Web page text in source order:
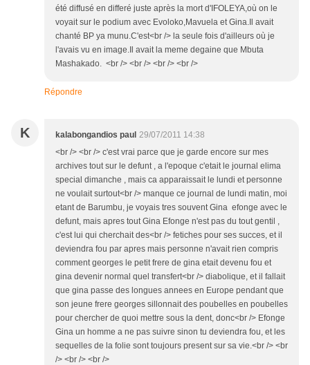
été diffusé en differé juste après la mort d'IFOLEYA,où on le
voyait sur le podium avec Evoloko,Mavuela et Gina.Il avait
chanté BP ya munu.C'est<br /> la seule fois d'ailleurs où je
l'avais vu en image.Il avait la meme degaine que Mbuta
Mashakado. <br /> <br /> <br /> <br />
Répondre
K kalabongandios paul 29/07/2011 14:38
<br /> <br /> c'est vrai parce que je garde encore sur mes
archives tout sur le defunt , a l'epoque c'etait le journal elima
special dimanche , mais ca apparaissait le lundi et personne
ne voulait surtout<br /> manque ce journal de lundi matin, moi
etant de Barumbu, je voyais tres souvent Gina efonge avec le
defunt, mais apres tout Gina Efonge n'est pas du tout gentil ,
c'est lui qui cherchait des<br /> fetiches pour ses succes, et il
deviendra fou par apres mais personne n'avait rien compris
comment georges le petit frere de gina etait devenu fou et
gina devenir normal quel transfert<br /> diabolique, et il fallait
que gina passe des longues annees en Europe pendant que
son jeune frere georges sillonnait des poubelles en poubelles
pour chercher de quoi mettre sous la dent, donc<br /> Efonge
Gina un homme a ne pas suivre sinon tu deviendra fou, et les
sequelles de la folie sont toujours present sur sa vie.<br /> <br
/> <br /> <br />